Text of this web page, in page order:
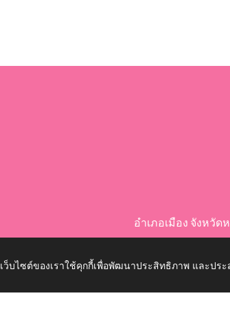
อำเภอเมือง จังหวั
เว็บไซต์ของเราใช้คุกกี้เพื่อพัฒนาประสิทธิภาพ และป